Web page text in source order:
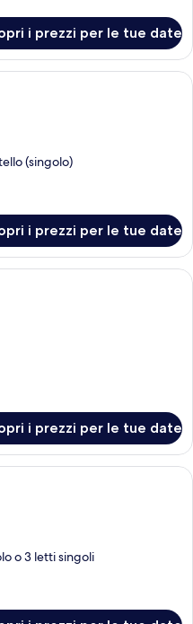
i prezzi per le tue date
quadrupla | Minibar, una
(singolo)
i prezzi per le tue date
bagno con lavandino, specchio,
i prezzi per le tue date
bagno con lavandino, specchio,
o 3 letti singoli